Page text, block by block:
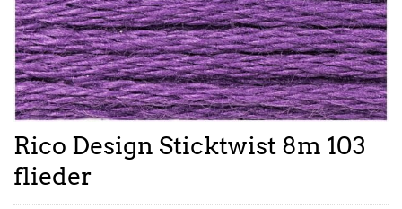
Rico Design Sticktwist 8m 103
flieder